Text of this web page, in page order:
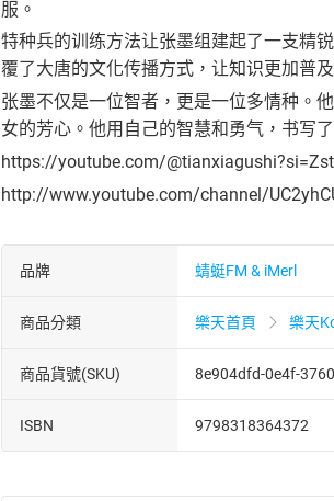
服。
特种兵的训练方法让张墨组建起了一支精
覆了大唐的文化传播方式，让知识更加普
张墨不仅是一位智者，更是一位多情种。
女的芳心。他用自己的智慧和勇气，书写
https://youtube.com/
http://www.youtube.com/channel/
品牌 蜻蜓FM & iMerl
商品分類 樂天首頁 樂天
商品貨號(SKU) 8e904dfd-0e4f-
ISBN 9798318364372